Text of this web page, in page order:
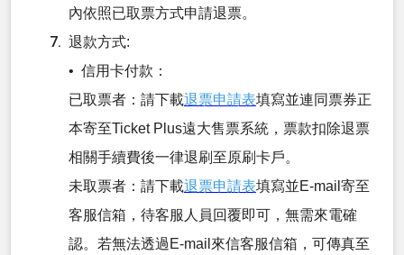
內依照已取票方式申請退票。
退款方式:
• 信用卡付款：
已取票者：請下載退票申請表填寫並連同票券正
本寄至Ticket Plus遠大售票系統，票款扣除退票
相關手續費後一律退刷至原刷卡戶。
未取票者：請下載退票申請表填寫並E-mail寄至
客服信箱，待客服人員回覆即可，無需來電確
認。若無法透過E-mail來信客服信箱，可傳真至